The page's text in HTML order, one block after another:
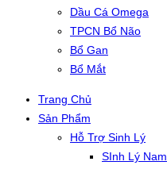
Dầu Cá Omega
TPCN Bổ Não
Bổ Gan
Bổ Mắt
Trang Chủ
Sản Phẩm
Hỗ Trợ Sinh Lý
SInh Lý Nam